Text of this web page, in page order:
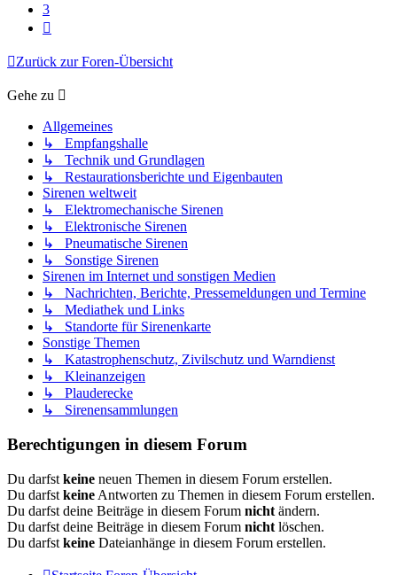
3
Zurück zur Foren-Übersicht
Gehe zu
Allgemeines
↳ Empfangshalle
↳ Technik und Grundlagen
↳ Restaurationsberichte und Eigenbauten
Sirenen weltweit
↳ Elektromechanische Sirenen
↳ Elektronische Sirenen
↳ Pneumatische Sirenen
↳ Sonstige Sirenen
Sirenen im Internet und sonstigen Medien
↳ Nachrichten, Berichte, Pressemeldungen und Termine
↳ Mediathek und Links
↳ Standorte für Sirenenkarte
Sonstige Themen
↳ Katastrophenschutz, Zivilschutz und Warndienst
↳ Kleinanzeigen
↳ Plauderecke
↳ Sirenensammlungen
Berechtigungen in diesem Forum
Du darfst keine neuen Themen in diesem Forum erstellen.
Du darfst keine Antworten zu Themen in diesem Forum erstellen.
Du darfst deine Beiträge in diesem Forum nicht ändern.
Du darfst deine Beiträge in diesem Forum nicht löschen.
Du darfst keine Dateianhänge in diesem Forum erstellen.